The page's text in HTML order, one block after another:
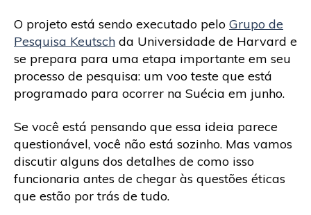
O projeto está sendo executado pelo Grupo de
Pesquisa Keutsch da Universidade de Harvard e
se prepara para uma etapa importante em seu
processo de pesquisa: um voo teste que está
programado para ocorrer na Suécia em junho.
Se você está pensando que essa ideia parece
questionável, você não está sozinho. Mas vamos
discutir alguns dos detalhes de como isso
funcionaria antes de chegar às questões éticas
que estão por trás de tudo.